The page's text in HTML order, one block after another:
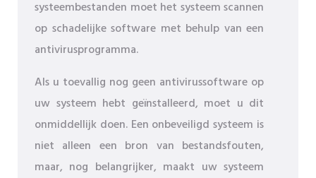
systeembestanden moet het systeem scannen
op schadelijke software met behulp van een
antivirusprogramma.
Als u toevallig nog geen antivirussoftware op
uw systeem hebt geïnstalleerd, moet u dit
onmiddellijk doen. Een onbeveiligd systeem is
niet alleen een bron van bestandsfouten,
maar, nog belangrijker, maakt uw systeem